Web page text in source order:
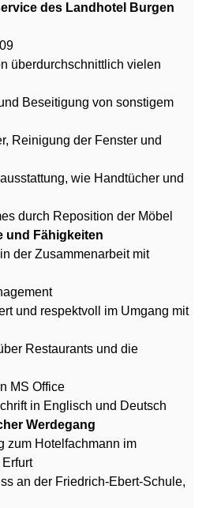
des Landhotel Burgen
überdurchschnittlich vielen
Beseitigung von sonstigem
Reinigung der Fenster und
wie Handtücher und
durch Reposition der Möbel
und Fähigkeiten
der Zusammenarbeit mit
und respektvoll im Umgang mit
Restaurants und die
MS Office
in Englisch und Deutsch
Werdegang
zum Hotelfachmann im
an der Friedrich-Ebert-Schule,